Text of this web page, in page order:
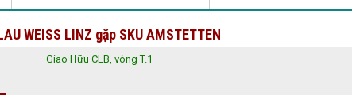
WEISS LINZ gặp SKU AMSTETTEN
Giao Hữu CLB, vòng T.1